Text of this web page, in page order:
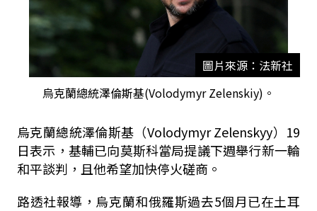
圖片來源：法新社
烏克蘭總統澤倫斯基(Volodymyr Zelenskiy)。
烏克蘭總統澤倫斯基（Volodymyr Zelenskyy）19
日表示，基輔已向莫斯科當局提議下週舉行新一輪
和平談判，且他希望加快停火磋商。
路透社報導，烏克蘭和俄羅斯過去5個月已在土耳